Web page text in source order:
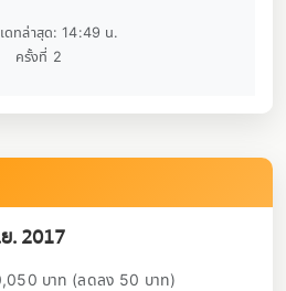
ดทล่าสุด: 14:49 น.
ครั้งที่ 2
. 2017
บาท (ลดลง 50 บาท)